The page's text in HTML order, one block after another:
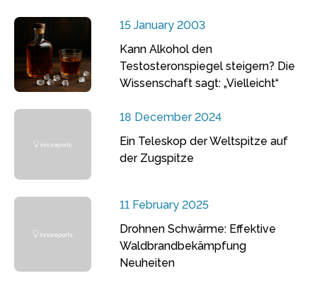
15 January 2003
Kann Alkohol den
Testosteronspiegel steigern? Die
Wissenschaft sagt: „Vielleicht“
18 December 2024
Ein Teleskop der Weltspitze auf
der Zugspitze
11 February 2025
Drohnen Schwärme: Effektive
Waldbrandbekämpfung
Neuheiten